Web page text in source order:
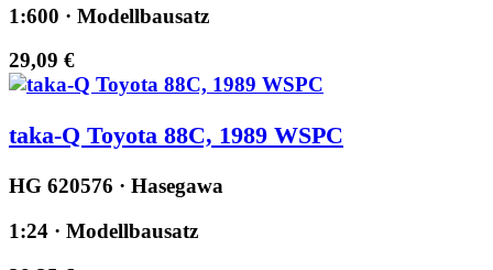
1:600 · Modellbausatz
29,09 €
taka-Q Toyota 88C, 1989 WSPC
HG 620576 · Hasegawa
1:24 · Modellbausatz